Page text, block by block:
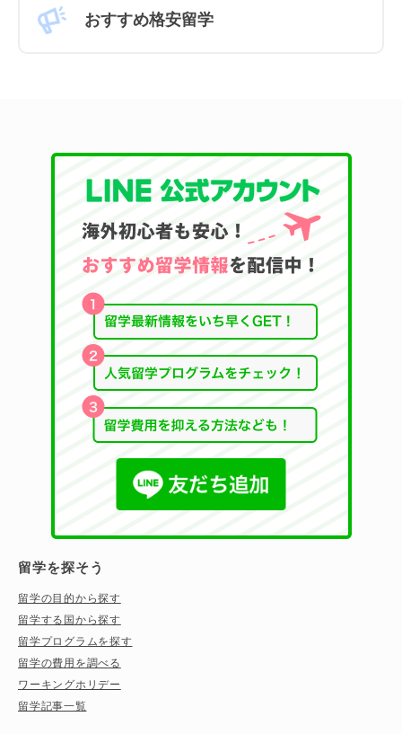
おすすめ格安留学
留学を探そう
留学の目的から探す
留学する国から探す
留学プログラムを探す
留学の費用を調べる
ワーキングホリデー
留学記事一覧